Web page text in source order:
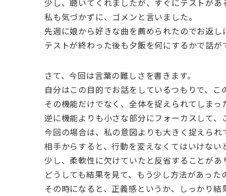
少し、聴いてくれましたが、すぐにテストがあ
私も気づかずに、ゴメンと言いました。
先週に娘から好きな曲を薦められたのでお返
テストが終わった後も夕飯を何にするかで話が
さて、今回は言葉の難しさを書きます。
自分はこの目的でお話をしているつもりで、
その機能だけでなく、全体を捉えられてしまっ
逆に機能よりも小さな部分にフォーカスして、
今回の場合は、私の意図よりも大きく捉えられ
相手からすると、行動を変えなくてはいけない
少し、柔軟性に欠けていたと反省することがあ
どうしても結果を見て、もう少し方法があった
その時になると、正義感というか、しっかり